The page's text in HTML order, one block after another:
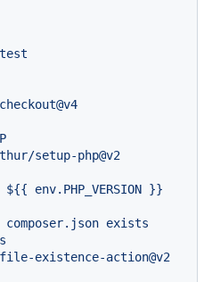
setup-php@v2
${{ env.PHP_VERSION }}
composer.json exists
existence-action@v2